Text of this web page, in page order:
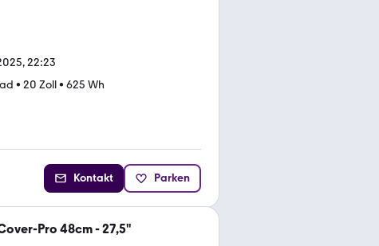
22:23
• 20 Zoll• 625 Wh
Kontakt Parken
Pro 48cm - 27,5"